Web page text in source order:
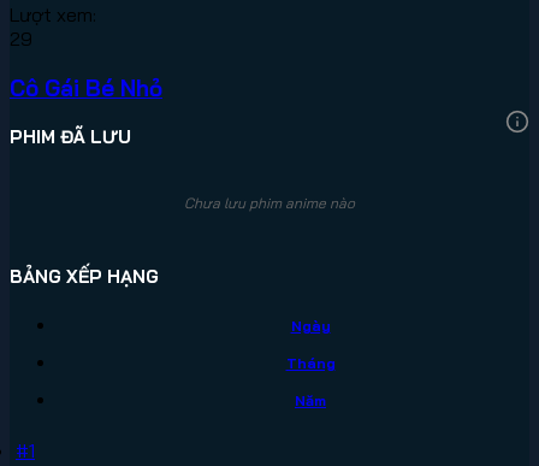
Lượt xem:
29
Cô Gái Bé Nhỏ
PHIM ĐÃ LƯU
Chưa lưu phim anime nào
BẢNG XẾP HẠNG
Ngày
Tháng
Năm
#1